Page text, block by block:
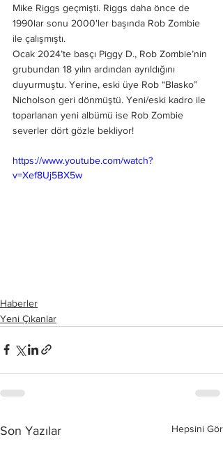
Mike Riggs geçmişti. Riggs daha önce de
1990lar sonu 2000'ler başında Rob Zombie
ile çalışmıştı.
Ocak 2024’te basçı Piggy D., Rob Zombie’nin
grubundan 18 yılın ardından ayrıldığını
duyurmuştu. Yerine, eski üye Rob “Blasko”
Nicholson geri dönmüştü. Yeni/eski kadro ile
toparlanan yeni albümü ise Rob Zombie
severler dört gözle bekliyor!
https://www.youtube.com/watch?
v=Xef8Uj5BX5w
Haberler
Yeni Çıkanlar
Son Yazılar Hepsini Gör